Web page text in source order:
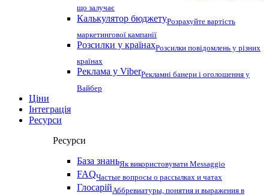
що залучає
Калькулятор бюджетуРозрахуйте вартість
маркетингової кампанії
Розсилки у країнахРозсилки повідомлень у різних
країнах
Реклама у ViberРекламні банери і оголошення у
Вайбер
Ціни
Інтеграція
Ресурси
Ресурси
База знаньЯк використовувати Messaggio
FAQЧастые вопросы о рассылках и чатах
ГлосарійАббревиатуры, понятия и выражения в